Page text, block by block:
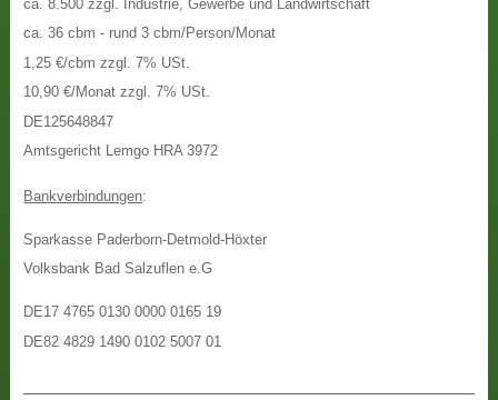
ca. 8.500 zzgl. Industrie, Gewerbe und Landwirtschaft
ca. 36 cbm - rund 3 cbm/Person/Monat
1,25 €/cbm zzgl. 7% USt.
10,90 €/Monat zzgl. 7% USt.
DE125648847
Amtsgericht Lemgo HRA 3972
Bankverbindungen:
Sparkasse Paderborn-Detmold-Höxter
Volksbank Bad Salzuflen e.G
DE17 4765 0130 0000 0165 19
DE82 4829 1490 0102 5007 01